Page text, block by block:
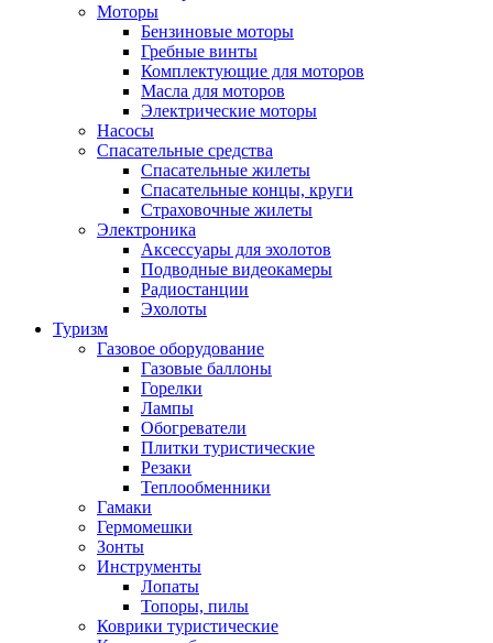
Моторы
Бензиновые моторы
Гребные винты
Комплектующие для моторов
Масла для моторов
Электрические моторы
Насосы
Спасательные средства
Спасательные жилеты
Спасательные концы, круги
Страховочные жилеты
Электроника
Аксессуары для эхолотов
Подводные видеокамеры
Радиостанции
Эхолоты
Туризм
Газовое оборудование
Газовые баллоны
Горелки
Лампы
Обогреватели
Плитки туристические
Резаки
Теплообменники
Гамаки
Гермомешки
Зонты
Инструменты
Лопаты
Топоры, пилы
Коврики туристические